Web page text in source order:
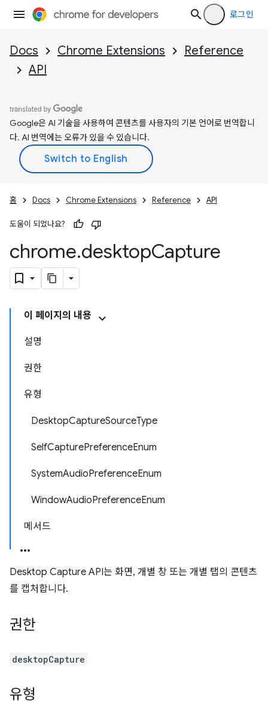
로그인
Docs Chrome Extensions
Reference
API
Google은 AI 기술을 사용하여 콘텐츠를 사용자의 기본 언어로 번역합니
다. AI 번역에는 오류가 있을 수 있습니다.
홈 Docs Chrome Extensions Reference API
도움이 되었나요?
chrome.desktopCapture
이 페이지의 내용
설명
권한
유형
DesktopCaptureSourceType
SelfCapturePreferenceEnum
SystemAudioPreferenceEnum
WindowAudioPreferenceEnum
메서드
Desktop Capture API는 화면, 개별 창 또는 개별 탭의 콘텐츠
를 캡처합니다.
권한
desktopCapture
유형